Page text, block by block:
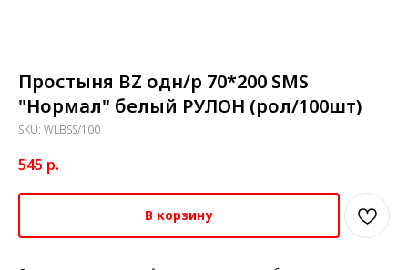
Простыня BZ одн/р 70*200 SMS
"Нормал" белый РУЛОН (рол/100шт)
SKU: WLBSS/100
545 р.
В корзину